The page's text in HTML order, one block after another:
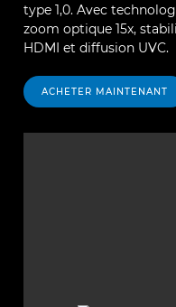
type 1,0. Avec
zoom optique 15x,
HDMI et diffusion UVC.
ACHETER MAINTENANT